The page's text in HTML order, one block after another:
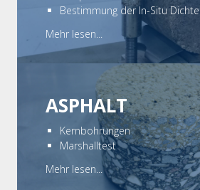
Bestimmung der In-Situ Dichte
Mehr lesen...
ASPHALT
Kernbohrungen
Marshalltest
Mehr lesen...